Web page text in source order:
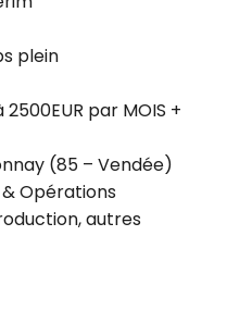
plein
2500EUR par MOIS +
(85 – Vendée)
Opérations
autres